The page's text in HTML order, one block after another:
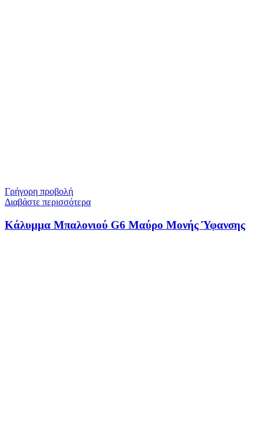
Γρήγορη προβολή
Διαβάστε περισσότερα
Κάλυμμα Μπαλονιού G6 Μαύρο Μονής Ύφανσης